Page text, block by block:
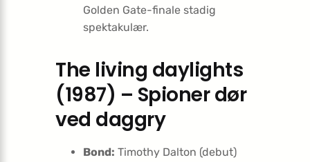
Golden Gate-finale stadig
spektakulær.
The living daylights
(1987) – Spioner dør
ved daggry
Bond: Timothy Dalton (debut)